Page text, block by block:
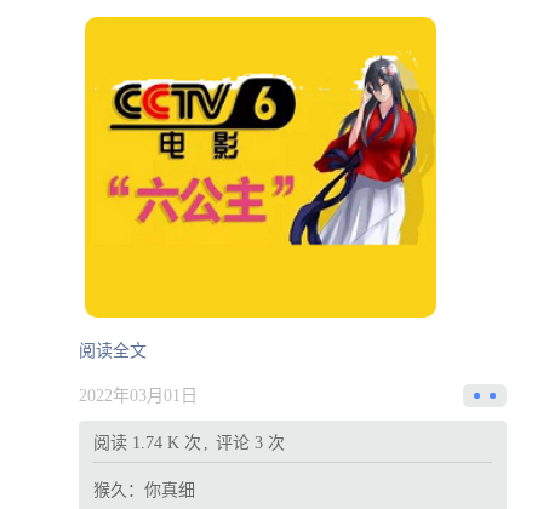
阅读全文
2022年03月01日
阅读 1.74 K 次 评论 3 次
猴久： 你真细